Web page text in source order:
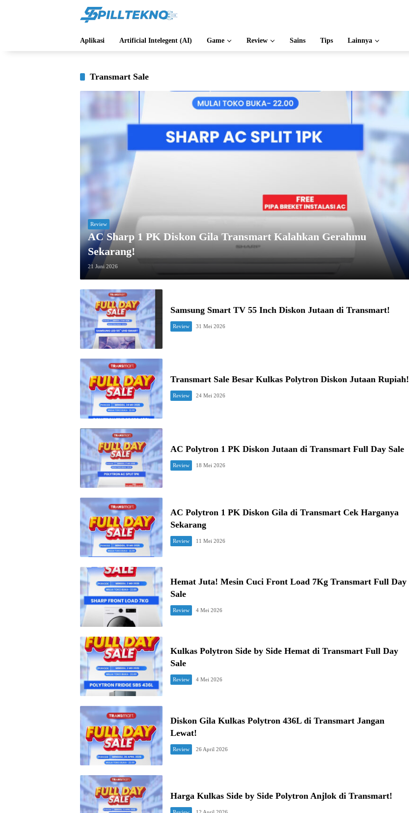
Aplikasi Artificial Intelegent (AI) Game Review Sains Tips Lainnya
Transmart Sale
Review
AC Sharp 1 PK Diskon Gila Transmart Kalahkan Gerahmu
Sekarang!
21 Juni 2026
Samsung Smart TV 55 Inch Diskon Jutaan di Transmart!
Review 31 Mei 2026
Transmart Sale Besar Kulkas Polytron Diskon Jutaan Rupiah!
Review 24 Mei 2026
AC Polytron 1 PK Diskon Jutaan di Transmart Full Day Sale
Review 18 Mei 2026
AC Polytron 1 PK Diskon Gila di Transmart Cek Harganya
Sekarang
Review 11 Mei 2026
Hemat Juta! Mesin Cuci Front Load 7Kg Transmart Full Day
Sale
Review 4 Mei 2026
Kulkas Polytron Side by Side Hemat di Transmart Full Day
Sale
Review 4 Mei 2026
Diskon Gila Kulkas Polytron 436L di Transmart Jangan
Lewat!
Review 26 April 2026
Harga Kulkas Side by Side Polytron Anjlok di Transmart!